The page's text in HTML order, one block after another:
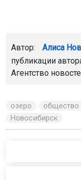
Автор: Алиса
публикации
Агентство
озеро общество
Новосибирск